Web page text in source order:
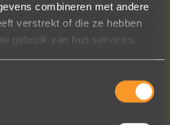
combineren met andere
verstrekt of die ze hebben
gebruik van hun services.
de ringen zijn
perfecte kwaliteit.